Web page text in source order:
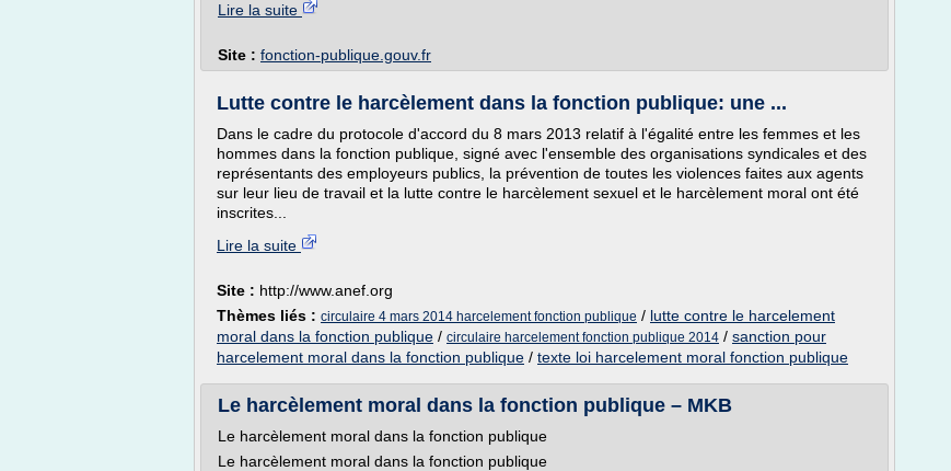
Lire la suite
Site : fonction-publique.gouv.fr
Lutte contre le harcèlement dans la fonction publique: une ...
Dans le cadre du protocole d'accord du 8 mars 2013 relatif à l'égalité entre les femmes et les
hommes dans la fonction publique, signé avec l'ensemble des organisations syndicales et des
représentants des employeurs publics, la prévention de toutes les violences faites aux agents
sur leur lieu de travail et la lutte contre le harcèlement sexuel et le harcèlement moral ont été
inscrites...
Lire la suite
Site : http://www.anef.org
Thèmes liés : circulaire 4 mars 2014 harcelement fonction publique / lutte contre le harcelement
moral dans la fonction publique / circulaire harcelement fonction publique 2014 / sanction pour
harcelement moral dans la fonction publique / texte loi harcelement moral fonction publique
Le harcèlement moral dans la fonction publique – MKB
Le harcèlement moral dans la fonction publique
Le harcèlement moral dans la fonction publique